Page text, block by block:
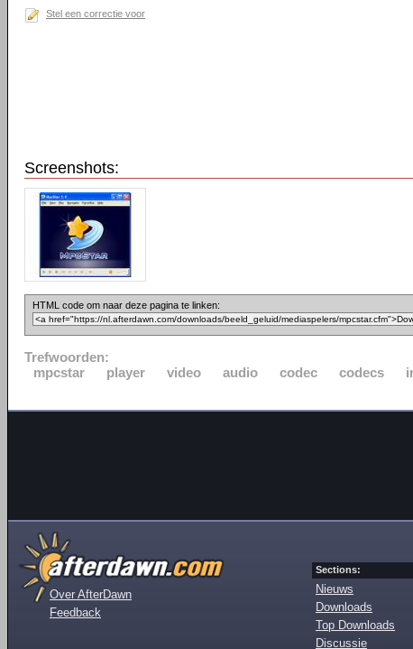
Stel een correctie voor
Screenshots:
HTML code om naar deze pagina te linken:
Trefwoorden:
mpcstar
player video audio codec codecs
Over AfterDawn
Feedback
Sections:
Nieuws
Downloads
Top Downloads
Discussie